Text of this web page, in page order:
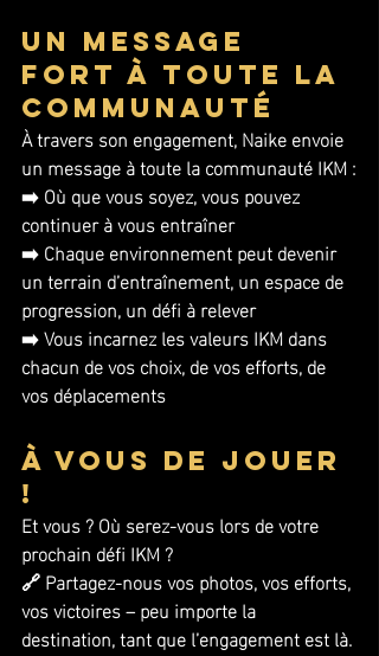
Un message
fort à toute la
communauté
À travers son engagement, Naike envoie
un message à toute la communauté IKM :
➡️ Où que vous soyez, vous pouvez
continuer à vous entraîner
➡️ Chaque environnement peut devenir
un terrain d’entraînement, un espace de
progression, un défi à relever
➡️ Vous incarnez les valeurs IKM dans
chacun de vos choix, de vos efforts, de
vos déplacements
À vous de jouer
!
Et vous ? Où serez-vous lors de votre
prochain défi IKM ?
🔗 Partagez-nous vos photos, vos efforts,
vos victoires – peu importe la
destination, tant que l’engagement est là.